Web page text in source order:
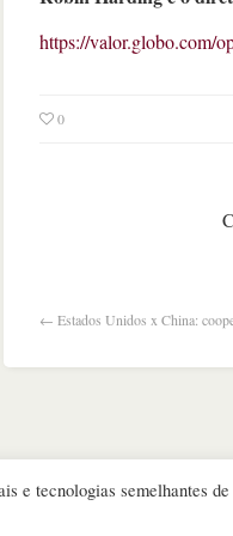
https://valor.globo.com/
0
← Estados Unidos x China:
e tecnologias semelhantes